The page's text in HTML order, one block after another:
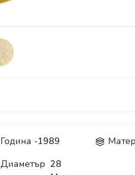
Година -1989
Диаметър 28